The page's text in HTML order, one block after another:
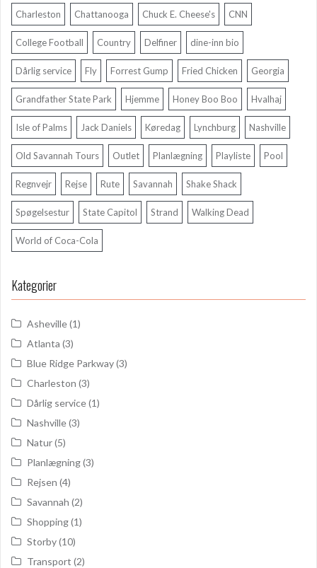
Charleston Chattanooga Chuck E. Cheese's CNN
College Football Country Delfiner dine-inn bio
Dårlig service Fly Forrest Gump Fried Chicken Georgia
Grandfather State Park Hjemme Honey Boo Boo Hvalhaj
Isle of Palms Jack Daniels Køredag Lynchburg Nashville
Old Savannah Tours Outlet Planlægning Playliste Pool
Regnvejr Rejse Rute Savannah Shake Shack
Spøgelsestur State Capitol Strand Walking Dead
World of Coca-Cola
Kategorier
Asheville(1)
Atlanta (3)
Blue Ridge Parkway(3)
Charleston (3)
Dårlig service(1)
Nashville(3)
Natur(5)
Planlægning(3)
Rejsen (4)
Savannah (2)
Shopping(1)
Storby(10)
Transport (2)